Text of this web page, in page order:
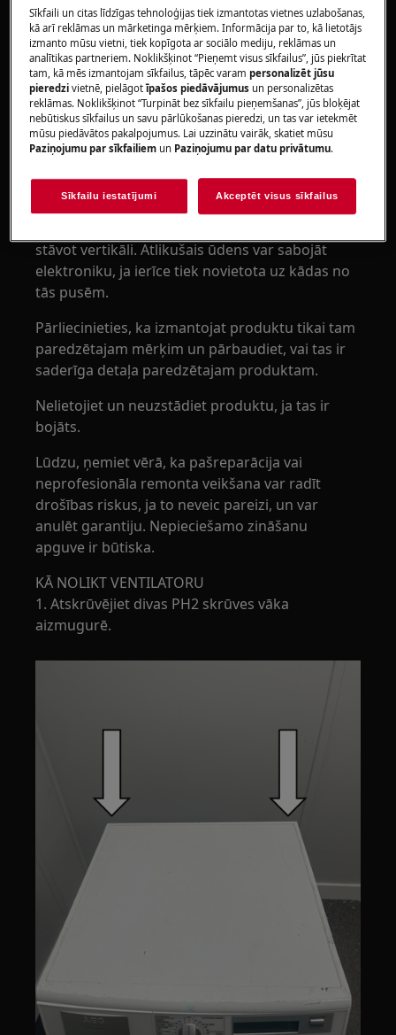
UZMANĪBU!NOSMĀKŠANAS BĪSTAMĪBA
Mazas detaļas nav piemērotas bērniem līdz 3
gadu vecumam. Visas mazās detaļas un
iepakojumu glabāt bērniem nepieejamā vietā.
Produktu drīkst lietot vai uzstādīt tikai
pieaugušie.
Pirms jebkādas apkopes darbības, izslēdziet
ūdens piegādi ierīcei. Vienmēr iztukšojiet ierīci
stāvot vertikāli. Atlikušais ūdens var sabojāt
elektroniku, ja ierīce tiek novietota uz kādas no
tās pusēm.
Pārliecinieties, ka izmantojat produktu tikai tam
paredzētajam mērķim un pārbaudiet, vai tas ir
saderīga detaļa paredzētajam produktam.
Nelietojiet un neuzstādiet produktu, ja tas ir
bojāts.
Lūdzu, ņemiet vērā, ka pašreparācija vai
neprofesionāla remonta veikšana var radīt
drošības riskus, ja to neveic pareizi, un var
anulēt garantiju. Nepieciešamo zināšanu
apguve ir būtiska.
KĀ NOLIKT VENTILATORU
1. Atskrūvējiet divas PH2 skrūves vāka
aizmugurē.
Sīkfaili un citas līdzīgas tehnoloģijas tiek izmantotas vietnes uzlabošanas,
kā arī reklāmas un mārketinga mērķiem. Informācija par to, kā lietotājs
izmanto mūsu vietni, tiek kopīgota ar sociālo mediju, reklāmas un
analītikas partneriem. Noklikšķinot “Pieņemt visus sīkfailus”, jūs piekrītat
tam, kā mēs izmantojam sīkfailus, tāpēc varampersonalizēt jūsu
pieredzivietnē, pielāgotīpašos piedāvājumus un personalizētas
reklāmas. Noklikšķinot “Turpināt bez sīkfailu pieņemšanas”, jūs bloķējat
nebūtiskus sīkfailus un savu pārlūkošanas pieredzi, un tas var ietekmēt
mūsu piedāvātos pakalpojumus. Lai uzzinātu vairāk, skatiet mūsu
Paziņojumu par sīkfailiem un Paziņojumu par datu privātumu.
Sīkfailu iestatījumi Akceptēt visus sīkfailus